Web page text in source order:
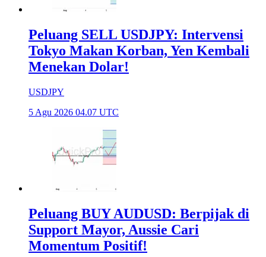
Peluang SELL USDJPY: Intervensi
Tokyo Makan Korban, Yen Kembali
Menekan Dolar!
USDJPY
5 Agu 2026 04.07 UTC
Peluang BUY AUDUSD: Berpijak di
Support Mayor, Aussie Cari
Momentum Positif!